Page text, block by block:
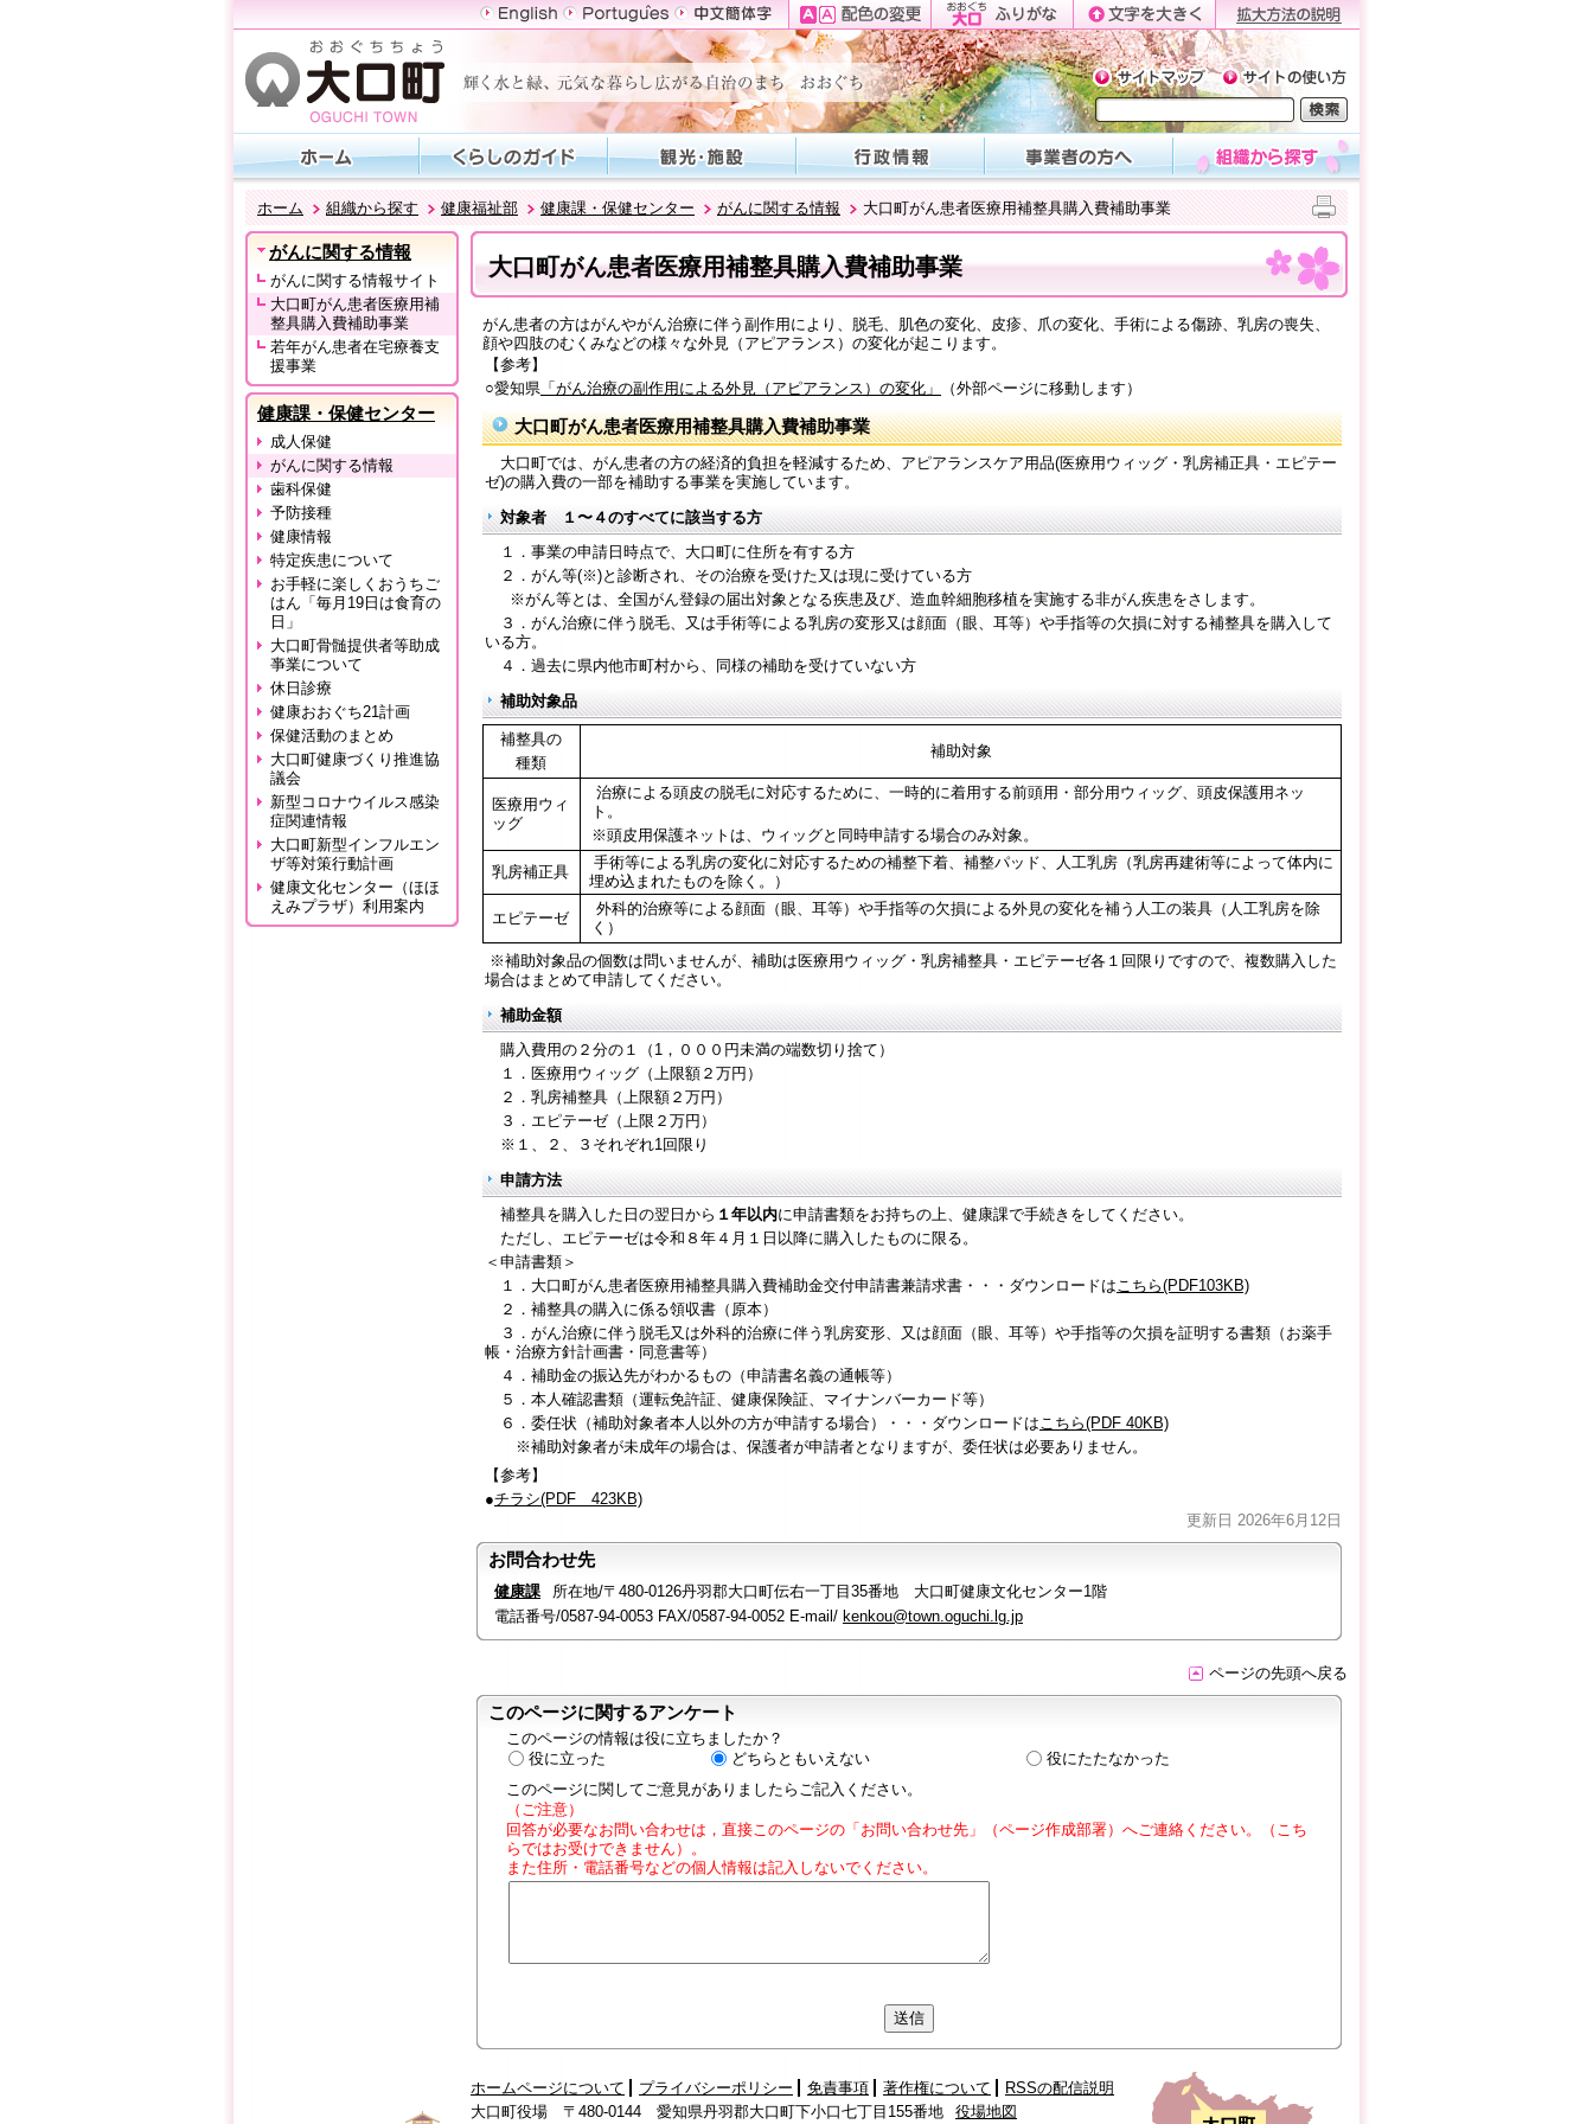
ホーム 組織から探す 健康福祉部 健康課・保健センター がんに関する情報 大口町がん患者医療用補整具購入費補助事業
がんに関する情報
がんに関する情報サイト
大口町がん患者医療用補
整具購入費補助事業
若年がん患者在宅療養支
援事業
健康課・保健センター
成人保健
がんに関する情報
歯科保健
予防接種
健康情報
特定疾患について
お手軽に楽しくおうちご
はん「毎月19日は食育の
日」
大口町骨髄提供者等助成
亊業について
休日診療
健康おおぐち21計画
保健活動のまとめ
大口町健康づくり推進協
議会
新型コロナウイルス感染
症関連情報
大口町新型インフルエン
ザ等対策行動計画
健康文化センター（ほほ
えみプラザ）利用案内
大口町がん患者医療用補整具購入費補助事業
がん患者の方はがんやがん治療に伴う副作用により、脱毛、肌色の変化、皮疹、爪の変化、手術による傷跡、乳房の喪失、
顔や四肢のむくみなどの様々な外見（アピアランス）の変化が起こります。
【参考】
○愛知県 「がん治療の副作用による外見（アピアランス）の変化」 （外部ページに移動します）
大口町がん患者医療用補整具購入費補助事業
大口町では、がん患者の方の経済的負担を軽減するため、アピアランスケア用品(医療用ウィッグ・乳房補正具・エピテー
ゼ)の購入費の一部を補助する事業を実施しています。
対象者 １〜４のすべてに該当する方
１．事業の申請日時点で、大口町に住所を有する方
２．がん等(※)と診断され、その治療を受けた又は現に受けている方
※がん等とは、全国がん登録の届出対象となる疾患及び、造血幹細胞移植を実施する非がん疾患をさします。
３．がん治療に伴う脱毛、又は手術等による乳房の変形又は顔面（眼、耳等）や手指等の欠損に対する補整具を購入して
いる方。
４．過去に県内他市町村から、同様の補助を受けていない方
補助対象品
補整具の
種類
補助対象
医療用ウィ
ッグ
治療による頭皮の脱毛に対応するために、一時的に着用する前頭用・部分用ウィッグ、頭皮保護用ネッ
ト。
※頭皮用保護ネットは、ウィッグと同時申請する場合のみ対象。
乳房補正具
手術等による乳房の変化に対応するための補整下着、補整パッド、人工乳房（乳房再建術等によって体内に
埋め込まれたものを除く。）
エピテーゼ
外科的治療等による顔面（眼、耳等）や手指等の欠損による外見の変化を補う人工の装具（人工乳房を除
く）
※補助対象品の個数は問いませんが、補助は医療用ウィッグ・乳房補整具・エピテーゼ各１回限りですので、複数購入した
場合はまとめて申請してください。
補助金額
購入費用の２分の１（1，０００円未満の端数切り捨て）
１．医療用ウィッグ（上限額２万円）
２．乳房補整具（上限額２万円）
３．エピテーゼ（上限２万円）
※１、２、３それぞれ1回限り
申請方法
補整具を購入した日の翌日から １年以内に申請書類をお持ちの上、健康課で手続きをしてください。
ただし、エピテーゼは令和８年４月１日以降に購入したものに限る。
＜申請書類＞
１．大口町がん患者医療用補整具購入費補助金交付申請書兼請求書・・・ダウンロードはこちら(PDF103KB)
２．補整具の購入に係る領収書（原本）
３．がん治療に伴う脱毛又は外科的治療に伴う乳房変形、又は顔面（眼、耳等）や手指等の欠損を証明する書類（お薬手
帳・治療方針計画書・同意書等）
４．補助金の振込先がわかるもの（申請書名義の通帳等）
５．本人確認書類（運転免許証、健康保険証、マイナンバーカード等）
６．委任状（補助対象者本人以外の方が申請する場合）・・・ダウンロードはこちら(PDF 40KB)
※補助対象者が未成年の場合は、保護者が申請者となりますが、委任状は必要ありません。
【参考】
●チラシ(PDF 423KB)
更新日 2026年6月12日
お問合わせ先
健康課
所在地/〒480-0126丹羽郡大口町伝右一丁目35番地 大口町健康文化センター1階
電話番号/0587-94-0053 FAX/0587-94-0052 E-mail/ kenkou@town.oguchi.lg.jp
ページの先頭へ戻る
このページに関するアンケート
このページの情報は役に立ちましたか？
役に立った
どちらともいえない
役にたたなかった
このページに関してご意見がありましたらご記入ください。
（ご注意）
回答が必要なお問い合わせは，直接このページの「お問い合わせ先」（ページ作成部署）へご連絡ください。（こち
らではお受けできません）。
また住所・電話番号などの個人情報は記入しないでください。
ホームページについて プライバシーポリシー 免責事項 著作権について
RSSの配信説明
大口町役場 〒480-0144 愛知県丹羽郡大口町下小口七丁目155番地
役場地図